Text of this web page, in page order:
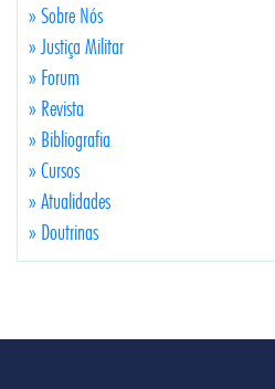
» Sobre Nós
» Justiça Militar
» Forum
» Revista
» Bibliografia
» Cursos
» Atualidades
» Doutrinas